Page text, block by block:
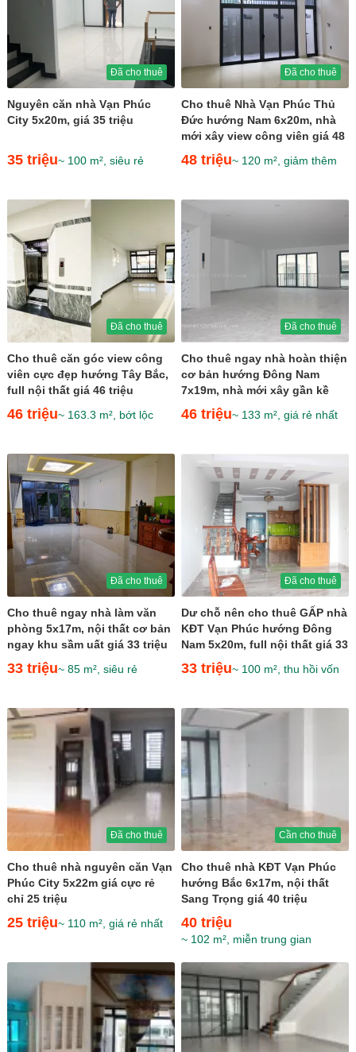
Đã cho thuê
Nguyên căn nhà Vạn Phúc
City 5x20m, giá 35 triệu
35 triệu~ 100 m², siêu rẻ
Đã cho thuê
Cho thuê Nhà Vạn Phúc Thủ
Đức hướng Nam 6x20m, nhà
mới xây view công viên giá 48
48 triệu~ 120 m², giảm thêm
Đã cho thuê
Cho thuê căn góc view công
viên cực đẹp hướng Tây Bắc,
full nội thất giá 46 triệu
46 triệu~ 163.3 m², bớt lộc
Đã cho thuê
Cho thuê ngay nhà hoàn thiện
cơ bản hướng Đông Nam
7x19m, nhà mới xây gần kề
Kênh Sông Trăng giá 46...
46 triệu~ 133 m², giá rẻ nhất
Đã cho thuê
Cho thuê ngay nhà làm văn
phòng 5x17m, nội thất cơ bản
ngay khu sầm uất giá 33 triệu
33 triệu~ 85 m², siêu rẻ
Đã cho thuê
Dư chỗ nên cho thuê GẤP nhà
KĐT Vạn Phúc hướng Đông
Nam 5x20m, full nội thất giá 33
33 triệu~ 100 m², thu hồi vốn
Đã cho thuê
Cho thuê nhà nguyên căn Vạn
Phúc City 5x22m giá cực rẻ
chỉ 25 triệu
25 triệu~ 110 m², giá rẻ nhất
Cần cho thuê
Cho thuê nhà KĐT Vạn Phúc
hướng Bắc 6x17m, nội thất
Sang Trọng giá 40 triệu
40 triệu
~ 102 m², miễn trung gian